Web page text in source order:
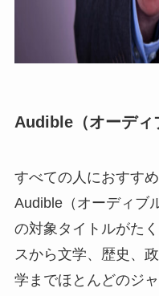
Audible（オーディ
すべての人におすす
Audible（オーディブ
の対象タイトルがた
スから文学、歴史、
学までほとんどのジ